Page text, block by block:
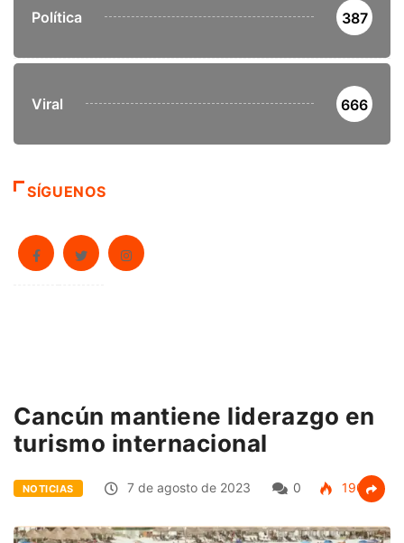
Política 387
Viral 666
SÍGUENOS
Cancún mantiene liderazgo en
turismo internacional
NOTICIAS 7 de agosto de 2023 0 190